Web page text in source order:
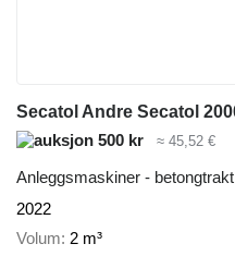
500 kr ≈ 45,52 €
Anleggsmaskiner - betongtrakt
2022
Volum 2 m³